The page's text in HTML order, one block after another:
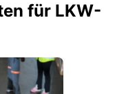
für LKW-